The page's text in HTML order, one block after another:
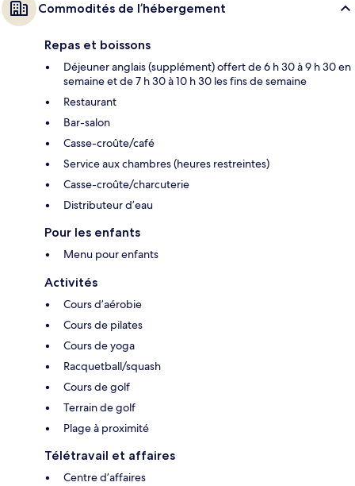
Commodités de l’hébergement
Repas et boissons
Déjeuner anglais (supplément) offert de 6 h 30 à 9 h 30 en
semaine et de 7 h 30 à 10 h 30 les fins de semaine
Restaurant
Bar-salon
Casse-croûte/café
Service aux chambres (heures restreintes)
Casse-croûte/charcuterie
Distributeur d’eau
Pour les enfants
Menu pour enfants
Activités
Cours d’aérobie
Cours de pilates
Cours de yoga
Racquetball/squash
Cours de golf
Terrain de golf
Plage à proximité
Télétravail et affaires
Centre d’affaires